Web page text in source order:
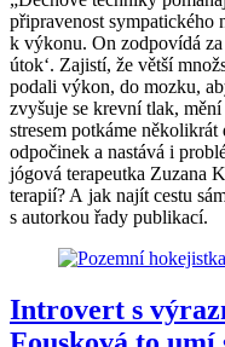
připravenost sympatického
k výkonu. On zodpovídá
útok‘. Zajistí, že větší
podali výkon, do mozku,
zvyšuje se krevní tlak,
stresem potkáme několikrát
odpočinek a nastává i
jógová terapeutka Zuzana
terapií? A jak najít cestu
s autorkou řady publikací.
Introvert s